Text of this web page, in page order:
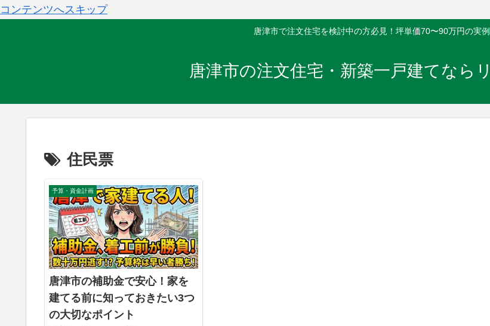
コンテンツへスキップ
唐津市で注文住宅を検討中の方必見！坪単価70〜90万円の実
唐津市の注文住宅・新築一戸建てなら
住民票
予算・資金計画
唐津市の補助金で安心！家を
建てる前に知っておきたい3つ
の大切なポイント